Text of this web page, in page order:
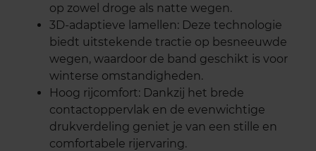
op zowel droge als natte wegen.
3D-adaptieve lamellen: Deze technologie
biedt uitstekende tractie op besneeuwde
wegen, waardoor de band geschikt is voor
winterse omstandigheden.
Hoog rijcomfort: Dankzij het brede
contactoppervlak en de evenwichtige
drukverdeling geniet je van een stille en
comfortabele rijervaring.